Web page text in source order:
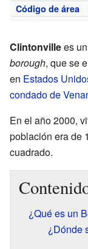
Código de área
Clintonvillees
borough, que se
en Estados
condado de
En el año 2000,
población era de
cuadrado.
¿Qué es un
¿Dónde